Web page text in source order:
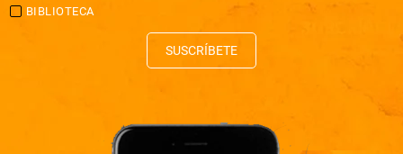
BIBLIOTECA
SUSCRÍBETE